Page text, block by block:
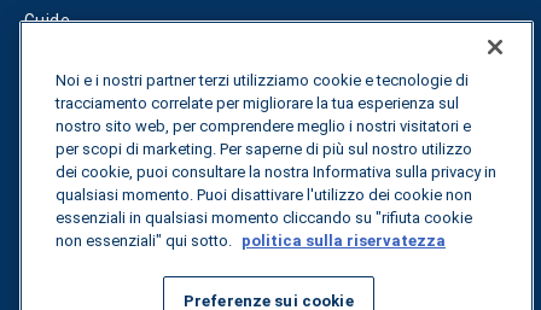
Guide
Fuel Savings Calculator
Calcolatore di ottimizzazione dei trasporti
Tracciamento delle tariffe
Contattateci
Noi e i nostri partner terzi utilizziamo cookie e tecnologie di
tracciamento correlate per migliorare la tua esperienza sul
nostro sito web, per comprendere meglio i nostri visitatori e
per scopi di marketing. Per saperne di più sul nostro utilizzo
dei cookie, puoi consultare la nostra Informativa sulla privacy in
qualsiasi momento. Puoi disattivare l'utilizzo dei cookie non
essenziali in qualsiasi momento cliccando su "rifiuta cookie
non essenziali" qui sotto. politica sulla riservatezza
Preferenze sui cookie